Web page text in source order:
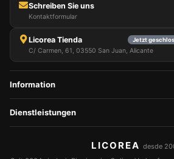
Schreiben Sie uns
Kontaktformular
Licorea Tienda Jetzt
C/ Carmen, 61, 03550 San Juan, Alicante
Information
Dienstleistungen
LICOREA desde